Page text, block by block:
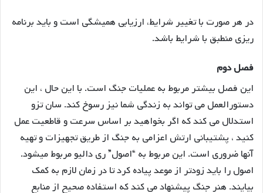
در هر صورت با تغییر شرایط، ارزیابی همیشگی است و باید برنامه
ریزی منطبق با شرایط باشد.
فصل دوم
این فصل بیشتر مربوط به عملیات جنگ است. با این حال ، این
دستورالعمل می تواند به زندگی شما نیز رسوخ کند. سان تزو
استدلال می کند که اگر بخواهید بر اساس سرعت و قاطعیت عمل
کنید ، پشتیبانی ارتش اعزامی به جنگ از طریق تجهیزات و تهیه
آنها ضروری است. این مربوط به “اصول” ری دالیو مربوط میشود.
اصول را باید زودتر از موعد پیاده کرد تا در زمان لازم به کمک
بیایند. هنر جنگ پیشنهاد می کند که استفاده صحیح از منابع